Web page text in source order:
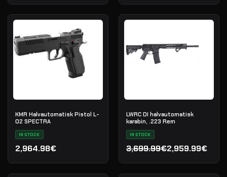
KMR Halvautomatisk Pistol L-
02 SPECTRA
IN STOCK
2,964.98€
LWRC DI halvautomatisk
karabin, .223 Rem
IN STOCK
3,699.99€
Den oprindelige pris var:
2,959.99€
Den aktuelle pris er: